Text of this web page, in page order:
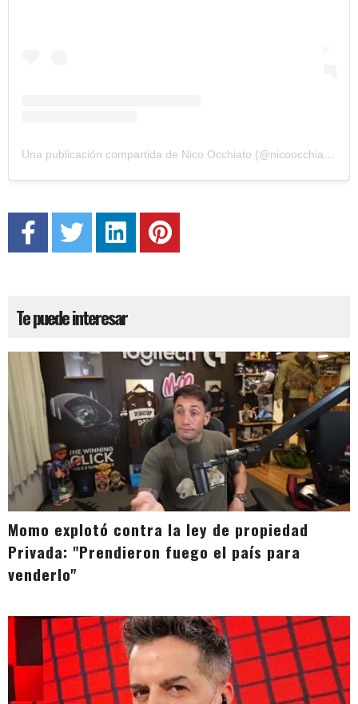
Una publicación compartida de Nico Occhiato (@nicoocchiato)
Te puede interesar
Momo explotó contra la ley de propiedad
Privada: "Prendieron fuego el país para
venderlo"